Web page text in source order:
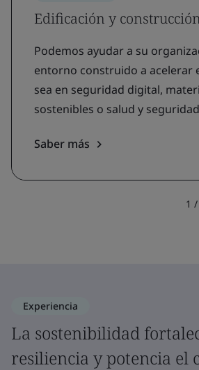
Edificación y
Podemos ayudar a su
entorno construido a acelerar
sea en seguridad digital,
sostenibles o salud y
Saber más
1 /
Experiencia
La sostenibilidad
resiliencia y potencia el